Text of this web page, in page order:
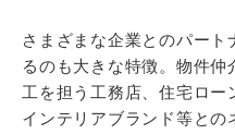
さまざまな企業とのパー
るのも大きな特徴。物件
工を担う工務店、住宅ロー
インテリアブランド等と